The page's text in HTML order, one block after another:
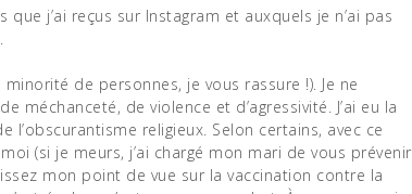
j’ai reçus sur Instagram et auxquels je n’ai pas
de personnes, je vous rassure !). Je ne
de violence et d’agressivité. J’ai eu la
religieux. Selon certains, avec ce
(si je meurs, j’ai chargé mon mari de vous prévenir
mon point de vue sur la vaccination contre la